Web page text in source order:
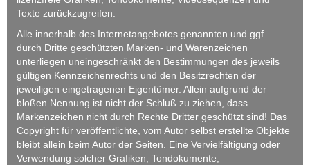
Texte zurückzugreifen.
Alle innerhalb des Internetangebotes genannten und ggf.
durch Dritte geschützten Marken- und Warenzeichen
unterliegen uneingeschränkt den Bestimmungen des jeweils
gültigen Kennzeichenrechts und den Besitzrechten der
jeweiligen eingetragenen Eigentümer. Allein aufgrund der
bloßen Nennung ist nicht der Schluß zu ziehen, dass
Markenzeichen nicht durch Rechte Dritter geschützt sind! Das
Copyright für veröffentlichte, vom Autor selbst erstellte Objekte
bleibt allein beim Autor der Seiten. Eine Vervielfältigung oder
Verwendung solcher Grafiken, Tondokumente,